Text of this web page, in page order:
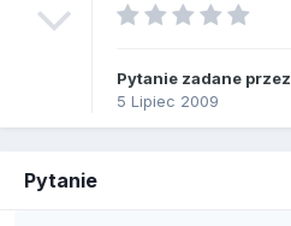
Pytanie zadane przez
5 Lipiec 2009
Pytanie